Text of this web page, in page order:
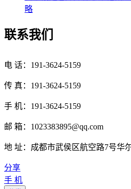
略
联系我们
电 话：191-3624-5159
传 真：191-3624-5159
手 机：191-3624-5159
邮 箱：1023383895@qq.com
地 址：成都市武侯区航空路7号华
分享
手 机